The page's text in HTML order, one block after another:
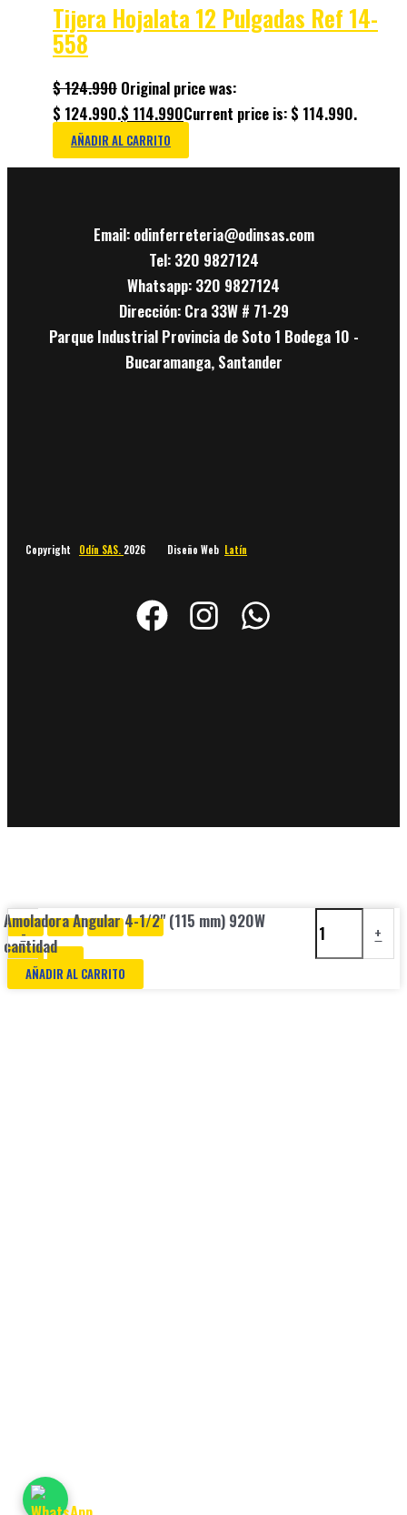
Tijera Hojalata 12 Pulgadas Ref 14-
558
$124.990 Original price was:
$ 124.990.$ 114.990Current price is: $ 114.990.
AÑADIR AL CARRITO
Email: odinferreteria@odinsas.com
Tel: 320 9827124
Whatsapp: 320 9827124
Dirección: Cra 33W # 71-29
Parque Industrial Provincia de Soto 1 Bodega 10 -
Bucaramanga, Santander
Copyright Odín SAS. 2026 Diseño Web Latín
-
Amoladora Angular 4-1/2" (115 mm) 920W
cantidad
+
AÑADIR AL CARRITO